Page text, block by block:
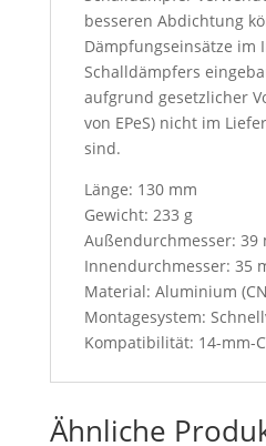
besseren Abdichtung
Dämpfungseinsätze im
Schalldämpfers
aufgrund gesetzlicher
von EPeS) nicht im
sind.
Länge: 130 mm
Gewicht: 233 g
Außendurchmesser: 39
Innendurchmesser: 35
Material: Aluminium
Montagesystem:
Kompatibilität: 14-mm-
Ähnliche